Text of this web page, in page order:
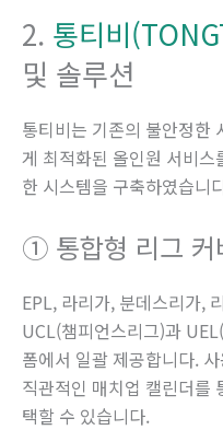
2. 통티비
및 솔루션
통티비는 기존의 불안정한
게 최적화된 올인원 서비
한 시스템을 구축하였습니
① 통합형 리그 커
EPL, 라리가, 분데스리가,
UCL(챔피언스리그)과
폼에서 일괄 제공합니다.
직관적인 매치업 캘린더를
택할 수 있습니다.